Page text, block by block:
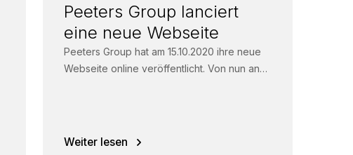
Peeters Group lanciert
eine neue Webseite
Peeters Group hat am 15.10.2020 ihre neue
Webseite online veröffentlicht. Von nun an
Weiter lesen